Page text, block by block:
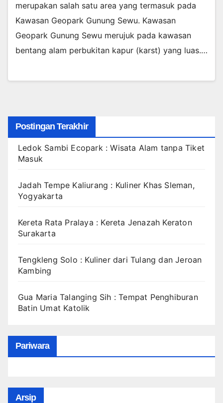
merupakan salah satu area yang termasuk pada
Kawasan Geopark Gunung Sewu. Kawasan
Geopark Gunung Sewu merujuk pada kawasan
bentang alam perbukitan kapur (karst) yang luas.…
Postingan Terakhir
Ledok Sambi Ecopark : Wisata Alam tanpa Tiket
Masuk
Jadah Tempe Kaliurang : Kuliner Khas Sleman,
Yogyakarta
Kereta Rata Pralaya : Kereta Jenazah Keraton
Surakarta
Tengkleng Solo : Kuliner dari Tulang dan Jeroan
Kambing
Gua Maria Talanging Sih : Tempat Penghiburan
Batin Umat Katolik
Pariwara
Arsip